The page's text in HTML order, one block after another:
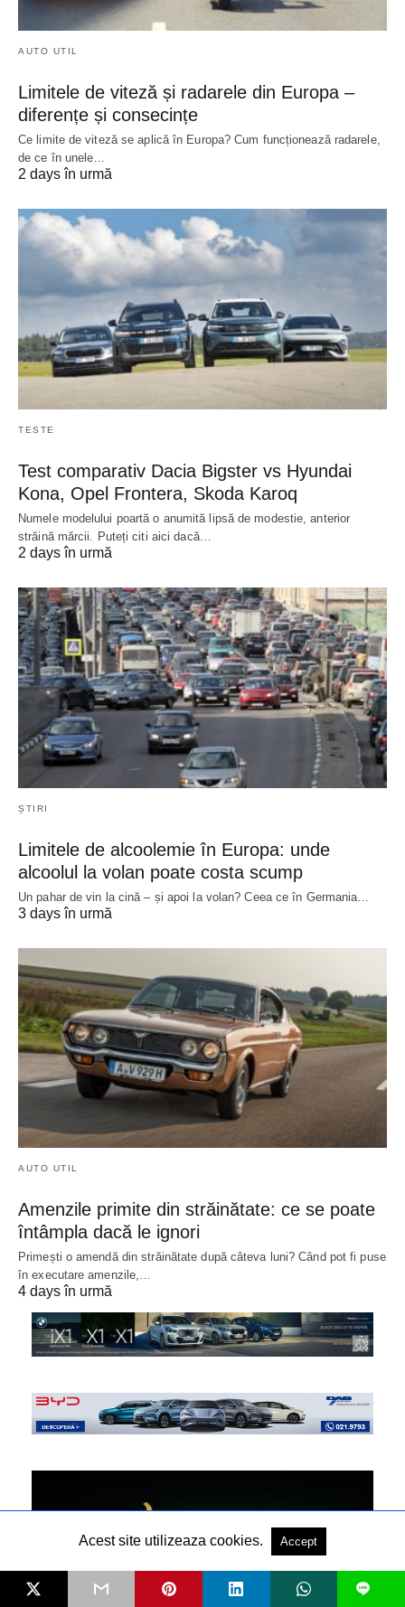
AUTO UTIL
Limitele de viteză și radarele din Europa –
diferențe și consecințe
Ce limite de viteză se aplică în Europa? Cum funcționează radarele,
de ce în unele…
2 days în urmă
TESTE
Test comparativ Dacia Bigster vs Hyundai
Kona, Opel Frontera, Skoda Karoq
Numele modelului poartă o anumită lipsă de modestie, anterior
străină mărcii. Puteți citi aici dacă…
2 days în urmă
ȘTIRI
Limitele de alcoolemie în Europa: unde
alcoolul la volan poate costa scump
Un pahar de vin la cină – și apoi la volan? Ceea ce în Germania…
3 days în urmă
AUTO UTIL
Amenzile primite din străinătate: ce se poate
întâmpla dacă le ignori
Primești o amendă din străinătate după câteva luni? Când pot fi puse
în executare amenzile,…
4 days în urmă
Acest site utilizeaza cookies. Accept